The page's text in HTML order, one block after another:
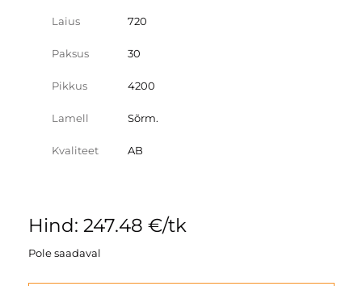
Laius 720
Paksus 30
Pikkus 4200
Lamell Sõrm.
Kvaliteet AB
Hind: 247.48 €/tk
Pole saadaval